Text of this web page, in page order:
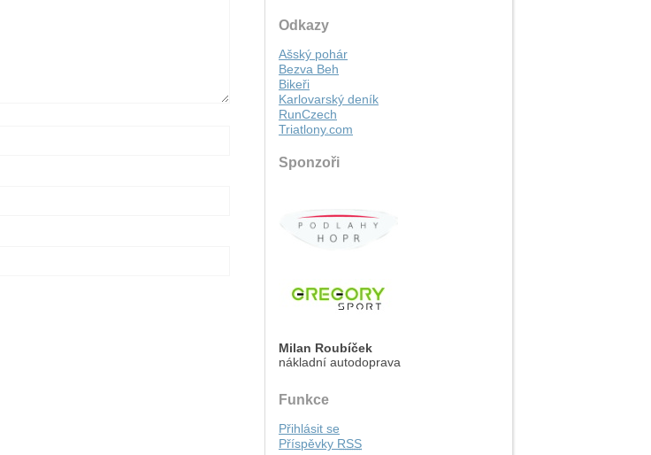
Odkazy
Ašský pohár
Bezva Beh
Bikeři
Karlovarský deník
RunCzech
Triatlony.com
Sponzoři
Milan Roubíček
nákladní autodoprava
Funkce
Přihlásit se
Příspěvky RSS